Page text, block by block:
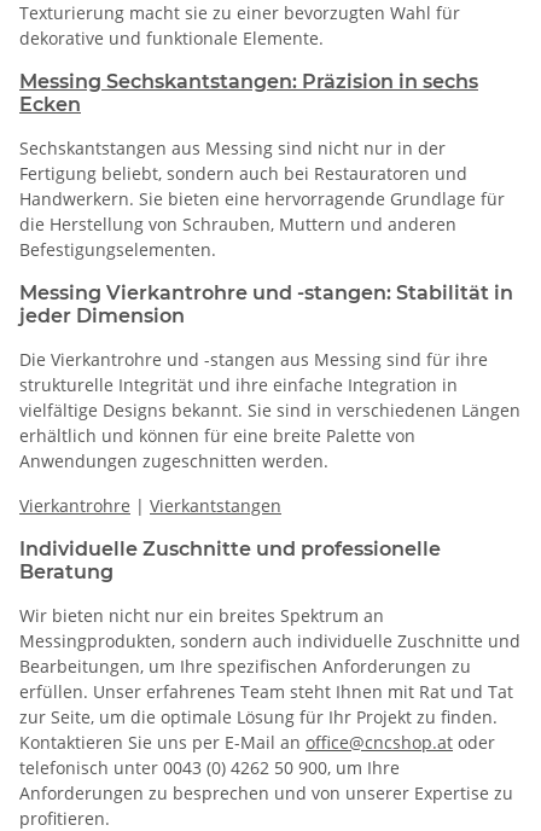
Texturierung macht sie zu einer bevorzugten Wahl für
dekorative und funktionale Elemente.
Messing Sechskantstangen: Präzision in sechs
Ecken
Sechskantstangen aus Messing sind nicht nur in der
Fertigung beliebt, sondern auch bei Restauratoren und
Handwerkern. Sie bieten eine hervorragende Grundlage für
die Herstellung von Schrauben, Muttern und anderen
Befestigungselementen.
Messing Vierkantrohre und -stangen: Stabilität in
jeder Dimension
Die Vierkantrohre und -stangen aus Messing sind für ihre
strukturelle Integrität und ihre einfache Integration in
vielfältige Designs bekannt. Sie sind in verschiedenen Längen
erhältlich und können für eine breite Palette von
Anwendungen zugeschnitten werden.
Vierkantrohre | Vierkantstangen
Individuelle Zuschnitte und professionelle
Beratung
Wir bieten nicht nur ein breites Spektrum an
Messingprodukten, sondern auch individuelle Zuschnitte und
Bearbeitungen, um Ihre spezifischen Anforderungen zu
erfüllen. Unser erfahrenes Team steht Ihnen mit Rat und Tat
zur Seite, um die optimale Lösung für Ihr Projekt zu finden.
Kontaktieren Sie uns per E-Mail an office@cncshop.at oder
telefonisch unter 0043 (0) 4262 50 900, um Ihre
Anforderungen zu besprechen und von unserer Expertise zu
profitieren.